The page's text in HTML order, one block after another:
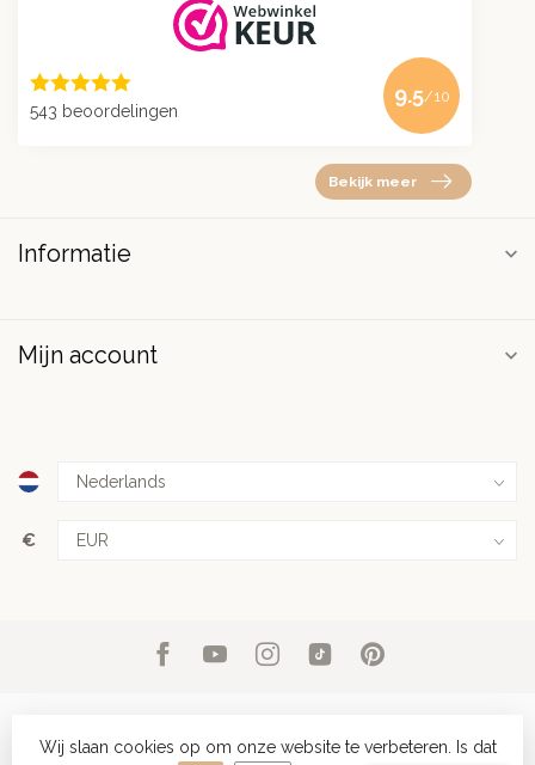
543 beoordelingen
9.5/10
Bekijk meer
Informatie
Mijn account
€
© Copyright 2026 PuurSpirits.nl- Powered byLightspeed-
Wij slaan cookies op om onze website te verbeteren. Is dat